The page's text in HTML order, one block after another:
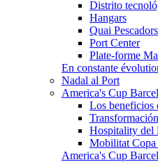
Distrito
Hangars
Quai Pescadors
Port Center
Plate-forme
En constante
Nadal al Port
America's Cup
Los beneficios
Hospitality del
Mobilitat Copa
America's Cup